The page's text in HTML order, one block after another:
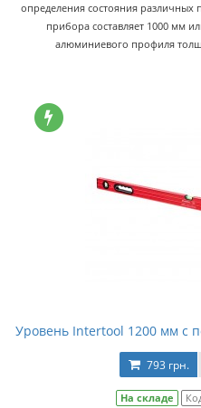
определения состояния различных
прибора составляет 1000 мм
алюминиевого профиля
Уровень Intertool 1200 мм с
793 грн.
На складе